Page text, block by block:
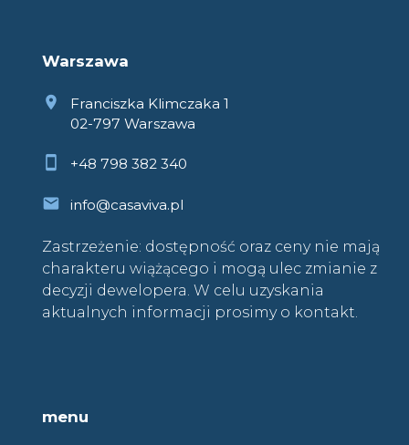
Warszawa
Franciszka Klimczaka 1
02-797 Warszawa
+48 798 382 340
info@casaviva.pl
Zastrzeżenie: dostępność oraz ceny nie mają
charakteru wiążącego i mogą ulec zmianie z
decyzji dewelopera. W celu uzyskania
aktualnych informacji prosimy o kontakt.
menu